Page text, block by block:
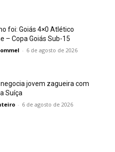
foi: Goiás 4×0 Atlético
– Copa Goiás Sub-15
- 6 de agosto de 2026
jovem zagueira com
Suíça
- 6 de agosto de 2026